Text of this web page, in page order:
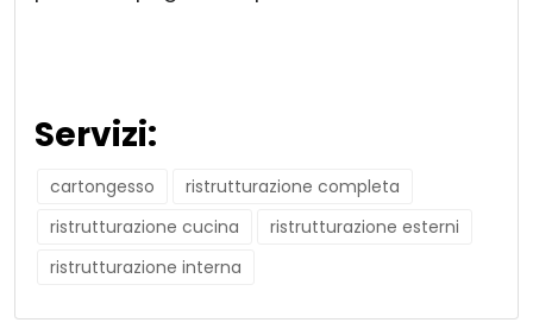
Servizi:
cartongesso
ristrutturazione completa
ristrutturazione cucina
ristrutturazione esterni
ristrutturazione interna